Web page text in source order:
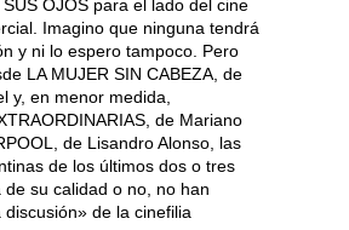
OJOS para el lado del cine
Imagino que ninguna tendrá
y ni lo espero tampoco. Pero
LA MUJER SIN CABEZA, de
y, en menor medida,
de Mariano
de Lisandro Alonso, las
de los últimos dos o tres
de su calidad o no, no han
de la cinefilia